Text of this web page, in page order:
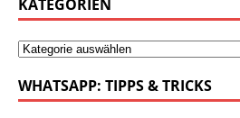
KATEGORIEN
WHATSAPP: TIPPS & TRICKS